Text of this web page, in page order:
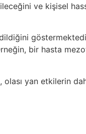
ve kişisel
bir hasta
olası yan etkilerin